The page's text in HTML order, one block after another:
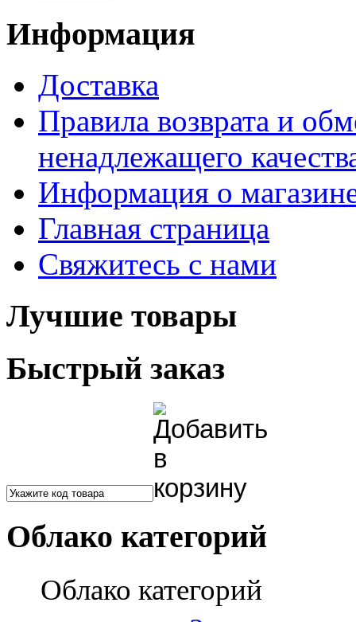
Информация
Доставка
Правила возврата и
ненадлежащего
Информация о
Главная страница
Свяжитесь с нами
Лучшие товары
Быстрый заказ
Облако категорий
Облако категорий